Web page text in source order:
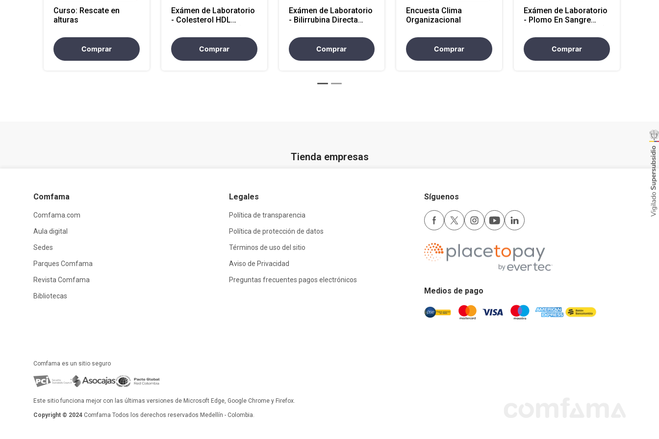
Curso: Rescate en
alturas
Comprar
Exámen de Laboratorio
- Colesterol HDL
Comprar
Exámen de Laboratorio
- Bilirrubina Directa
Comprar
Encuesta Clima
Organizacional
Comprar
Exámen de Laboratorio
- Plomo En Sangre
Comprar
Tienda empresas
Comfama
Comfama.com
Aula digital
Sedes
Parques Comfama
Revista Comfama
Bibliotecas
Legales
Política de transparencia
Política de protección de datos
Términos de uso del sitio
Aviso de Privacidad
Preguntas frecuentes pagos electrónicos
Síguenos
Medios de pago
Comfama es un sitio seguro
Este sitio funciona mejor con las últimas versiones de Microsoft Edge, Google Chrome y Firefox.
Copyright © 2024 Comfama Todos los derechos reservados Medellín - Colombia.